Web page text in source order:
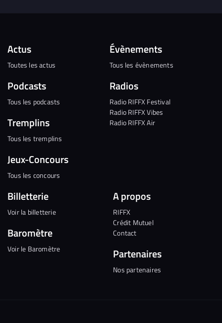
Actus
Toutes les actus
Podcasts
Tous les podcasts
Tremplins
Tous les tremplins
Jeux-Concours
Tous les concours
Évènements
Tous les évènements
Radios
Radio RIFFX Festival
Radio RIFFX Vibes
Radio RIFFX Air
Billetterie
Voir la billetterie
Baromètre
Voir le Baromètre
A propos
RIFFX
Crédit Mutuel
Contact
Partenaires
Nos partenaires